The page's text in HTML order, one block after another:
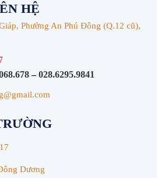
HỆ
Phường An Phú Đông (Q.12 cũ),
–028.6295.9841
Dương